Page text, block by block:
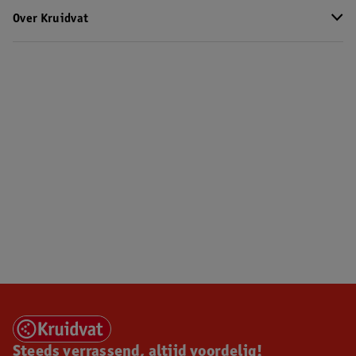
Over Kruidvat
Steeds verrassend, altijd voordelig!